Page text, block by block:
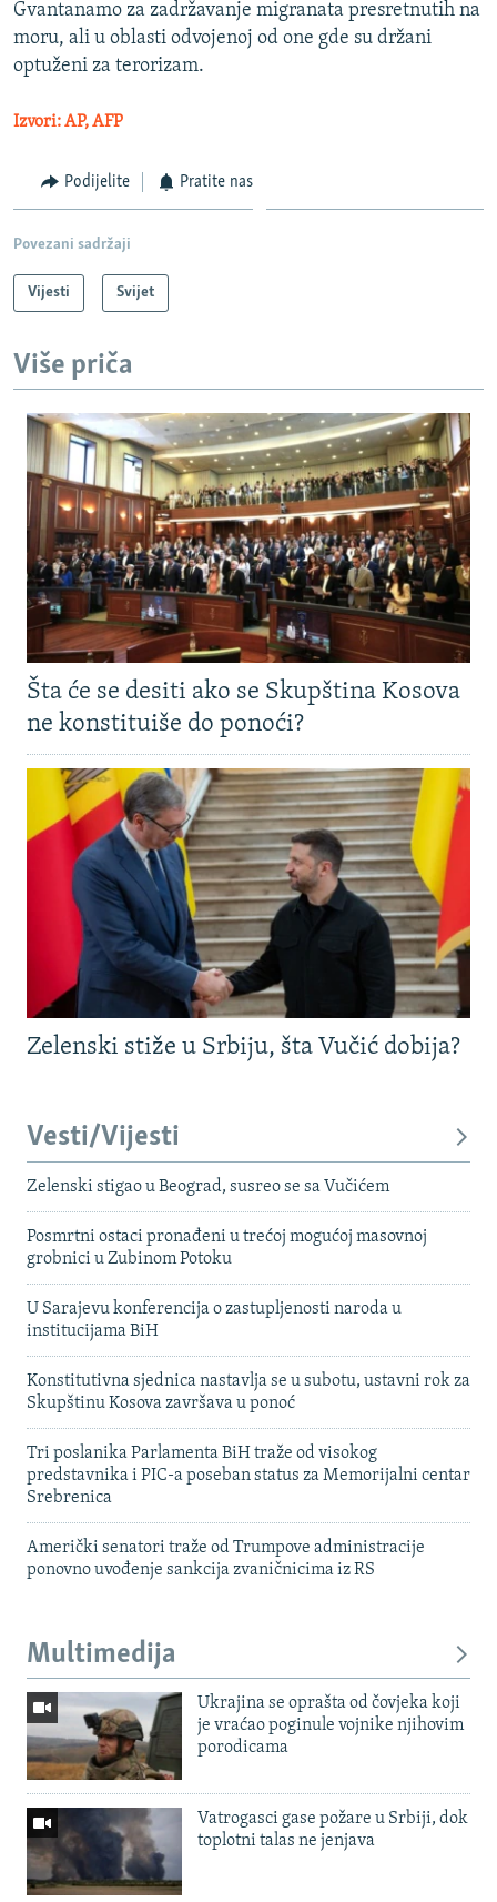
Gvantanamo za zadržavanje migranata presretnutih na
moru, ali u oblasti odvojenoj od one gde su držani
optuženi za terorizam.
Izvori: AP, AFP
Podijelite Pratite nas
Povezani sadržaji
Vijesti Svijet
Više priča
Šta će se desiti ako se Skupština Kosova
ne konstituiše do ponoći?
Zelenski stiže u Srbiju, šta Vučić dobija?
Vesti/Vijesti
Zelenski stigao u Beograd, susreo se sa Vučićem
Posmrtni ostaci pronađeni u trećoj mogućoj masovnoj
grobnici u Zubinom Potoku
U Sarajevu konferencija o zastupljenosti naroda u
institucijama BiH
Konstitutivna sjednica nastavlja se u subotu, ustavni rok za
Skupštinu Kosova završava u ponoć
Tri poslanika Parlamenta BiH traže od visokog
predstavnika i PIC-a poseban status za Memorijalni centar
Srebrenica
Američki senatori traže od Trumpove administracije
ponovno uvođenje sankcija zvaničnicima iz RS
Multimedija
Ukrajina se oprašta od čovjeka koji
je vraćao poginule vojnike njihovim
porodicama
Vatrogasci gase požare u Srbiji, dok
toplotni talas ne jenjava